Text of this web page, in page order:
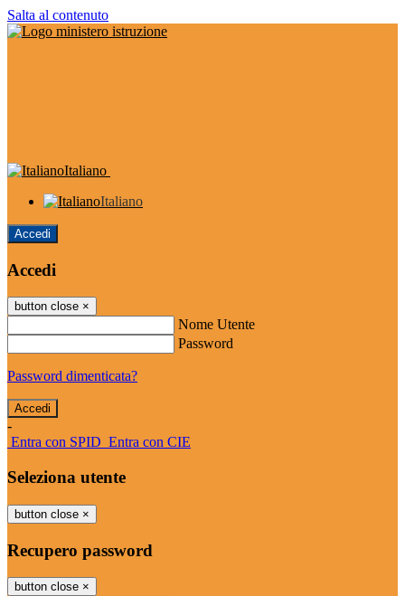
Salta al contenuto
Italiano
Italiano
Accedi
Accedi
button close ×
Nome Utente
Password
Password dimenticata?
-
Entra con SPID Entra con CIE
Seleziona utente
button close ×
Recupero password
button close ×